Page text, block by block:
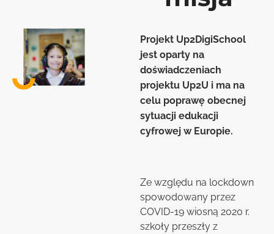
Projekt Up2DigiSchool
jest oparty na
doświadczeniach
projektu Up2U i ma na
celu poprawę obecnej
sytuacji edukacji
cyfrowej w Europie.
Ze względu na lockdown
spowodowany przez
COVID-19 wiosną 2020 r.
szkoły przeszły z